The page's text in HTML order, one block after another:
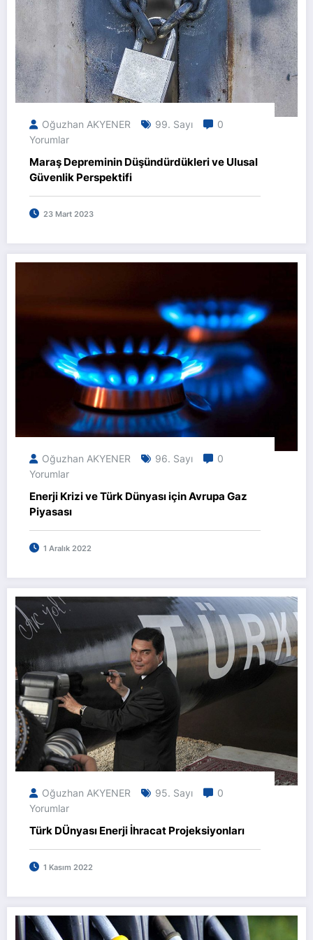
Oğuzhan AKYENER 99. Sayı
0
Yorumlar
Maraş Depreminin Düşündürdükleri ve Ulusal
Güvenlik Perspektifi
23 Mart 2023
Oğuzhan AKYENER 96. Sayı
0
Yorumlar
Enerji Krizi ve Türk Dünyası için Avrupa Gaz
Piyasası
1 Aralık 2022
Oğuzhan AKYENER 95. Sayı
0
Yorumlar
Türk DÜnyası Enerji İhracat Projeksiyonları
1 Kasım 2022